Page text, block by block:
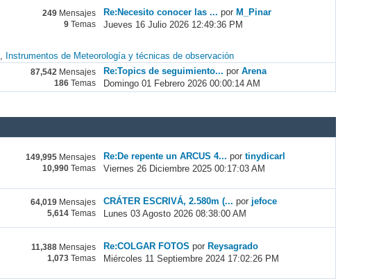
249 Mensajes
9 Temas
Re:Necesito conocer las ... porM_Pinar
Jueves 16 Julio 2026 12:49:36 PM
Instrumentos de Meteorología y técnicas de observación
87,542 Mensajes
186 Temas
Re:Topics de seguimiento... porArena
Domingo 01 Febrero 2026 00:00:14 AM
149,995 Mensajes
10,990 Temas
Re:De repente un ARCUS 4... portinydicarl
Viernes 26 Diciembre 2025 00:17:03 AM
64,019 Mensajes
5,614 Temas
CRÁTER ESCRIVÁ, 2.580m (... por jefoce
Lunes 03 Agosto 2026 08:38:00 AM
11,388 Mensajes
1,073 Temas
Re:COLGAR FOTOS por Reysagrado
Miércoles 11 Septiembre 2024 17:02:26 PM